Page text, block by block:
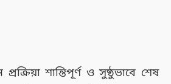
শান্তিপূর্ণ ও সুষ্ঠুভাবে শেষ